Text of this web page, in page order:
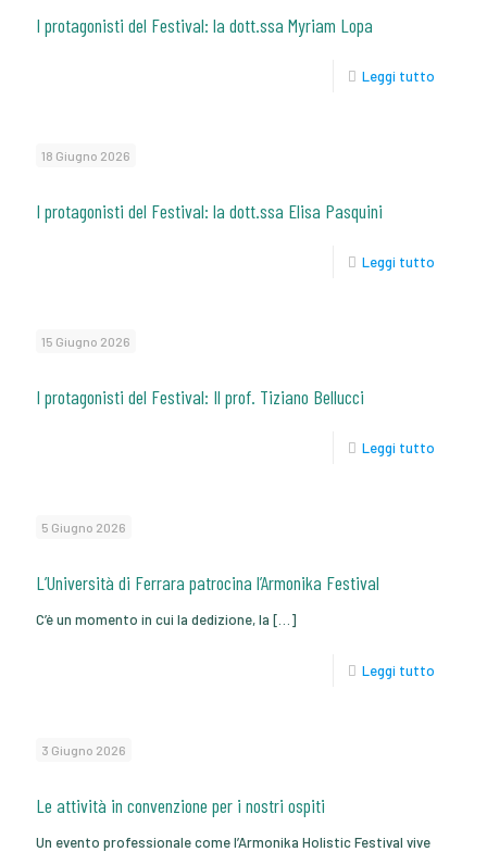
I protagonisti del Festival: la dott.ssa Myriam Lopa
Leggi tutto
18 Giugno 2026
I protagonisti del Festival: la dott.ssa Elisa Pasquini
Leggi tutto
15 Giugno 2026
I protagonisti del Festival: Il prof. Tiziano Bellucci
Leggi tutto
5 Giugno 2026
L’Università di Ferrara patrocina l’Armonika Festival
C’è un momento in cui la dedizione, la […]
Leggi tutto
3 Giugno 2026
Le attività in convenzione per i nostri ospiti
Un evento professionale come l’Armonika Holistic Festival vive